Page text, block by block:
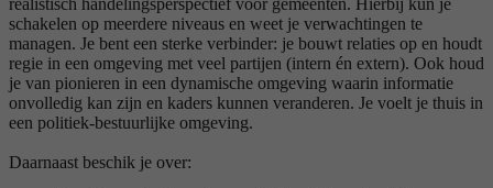
schakelen op meerdere niveaus en weet je verwachtingen te
managen. Je bent een sterke verbinder: je bouwt relaties op en houdt
regie in een omgeving met veel partijen (intern én extern). Ook houd
je van pionieren in een dynamische omgeving waarin informatie
onvolledig kan zijn en kaders kunnen veranderen. Je voelt je thuis in
een politiek-bestuurlijke omgeving.
Daarnaast beschik je over: